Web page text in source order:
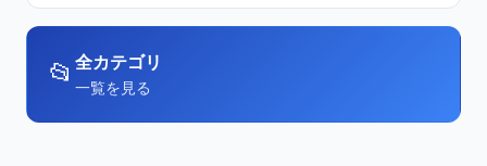
📂 全カテゴリ
一覧を見る